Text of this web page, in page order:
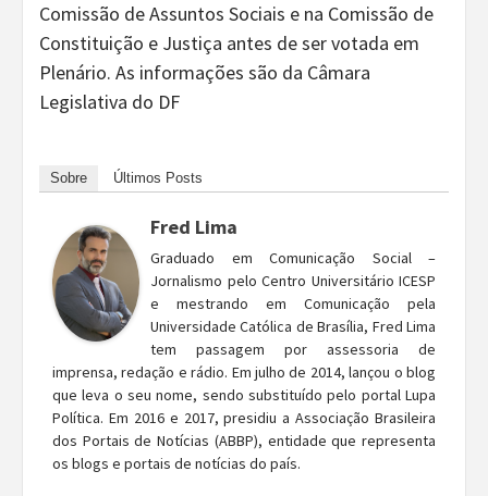
Comissão de Assuntos Sociais e na Comissão de
Constituição e Justiça antes de ser votada em
Plenário. As informações são da Câmara
Legislativa do DF
Sobre Últimos Posts
Fred Lima
Graduado em Comunicação Social –
Jornalismo pelo Centro Universitário ICESP
e mestrando em Comunicação pela
Universidade Católica de Brasília, Fred Lima
tem passagem por assessoria de
imprensa, redação e rádio. Em julho de 2014, lançou o blog
que leva o seu nome, sendo substituído pelo portal Lupa
Política. Em 2016 e 2017, presidiu a Associação Brasileira
dos Portais de Notícias (ABBP), entidade que representa
os blogs e portais de notícias do país.